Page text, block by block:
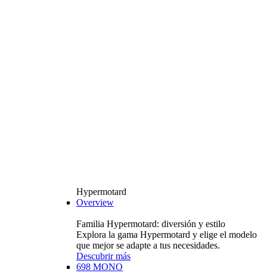
Hypermotard
Overview
Familia Hypermotard: diversión y estilo
Explora la gama Hypermotard y elige el modelo
que mejor se adapte a tus necesidades.
Descubrir más
698 MONO